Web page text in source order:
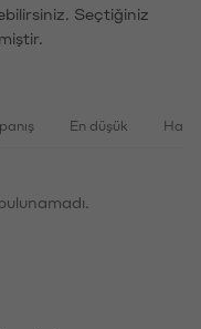
Seçtiğiniz
En düşük